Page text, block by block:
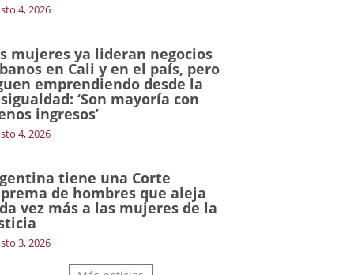
4, 2026
mujeres ya lideran negocios
en Cali y en el país, pero
emprendiendo desde la
‘Son mayoría con
ingresos’
4, 2026
tiene una Corte
de hombres que aleja
vez más a las mujeres de la
3, 2026